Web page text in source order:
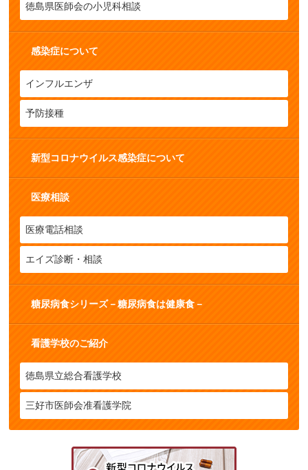
徳島県医師会の小児科相談
感染症について
インフルエンザ
予防接種
新型コロナウイルス感染症について
医療相談
医療電話相談
エイズ診断・相談
糖尿病食シリーズ－糖尿病食は健康食－
看護学校のご紹介
徳島県立総合看護学校
三好市医師会准看護学院